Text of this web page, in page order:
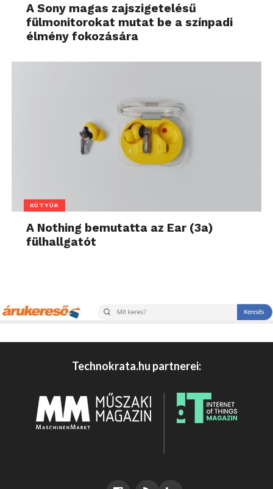
A Sony magas zajszigetelésű
fülmonitorokat mutat be a színpadi
élmény fokozására
KÜTYÜK
A Nothing bemutatta az Ear (3a)
fülhallgatót
Technokrata.hu partnerei: